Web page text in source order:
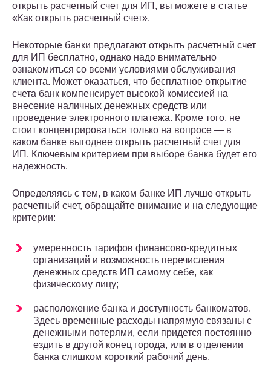
открыть расчетный счет для ИП, вы можете в статье
«Как открыть расчетный счет».
Некоторые банки предлагают открыть расчетный счет
для ИП бесплатно, однако надо внимательно
ознакомиться со всеми условиями обслуживания
клиента. Может оказаться, что бесплатное открытие
счета банк компенсирует высокой комиссией на
внесение наличных денежных средств или
проведение электронного платежа. Кроме того, не
стоит концентрироваться только на вопросе — в
каком банке выгоднее открыть расчетный счет для
ИП. Ключевым критерием при выборе банка будет его
надежность.
Определяясь с тем, в каком банке ИП лучше открыть
расчетный счет, обращайте внимание и на следующие
критерии:
умеренность тарифов финансово-кредитных
организаций и возможность перечисления
денежных средств ИП самому себе, как
физическому лицу;
расположение банка и доступность банкоматов.
Здесь временные расходы напрямую связаны с
денежными потерями, если придется постоянно
ездить в другой конец города, или в отделении
банка слишком короткий рабочий день.